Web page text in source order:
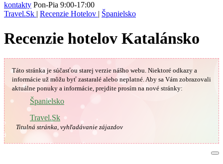
kontakty Pon-Pia 9:00-17:00
Travel.Sk | Recenzie Hotelov | Španielsko
Recenzie hotelov Katalánsko
Táto stránka je súčasťou starej verzie nášho webu. Niektoré odkazy a
informácie už môžu byť zastaralé alebo neplatné.Aby sa Vám zobrazovali
aktuálne ponuky a informácie, prejdite prosím na nové stránky:
Španielsko
Travel.Sk
Titulná stránka, vyhľadávanie zájazdov